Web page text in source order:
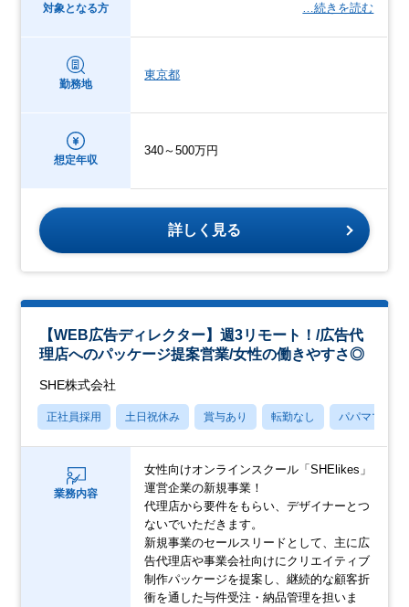
対象となる方
…続きを読む
勤務地
東京都
想定年収
340～500万円
詳しく見る
【WEB広告ディレクター】週3リモート！/広告代
理店へのパッケージ提案営業/女性の働きやすさ◎
SHE株式会社
正社員採用 土日祝休み 賞与あり 転勤なし パパママ社員
業務内容
女性向けオンラインスクール「SHElikes」
運営企業の新規事業！
代理店から要件をもらい、デザイナーとつ
ないでいただきます。
新規事業のセールスリードとして、主に広
告代理店や事業会社向けにクリエイティブ
制作パッケージを提案し、継続的な顧客折
衝を通した与件受注・納品管理を担いま